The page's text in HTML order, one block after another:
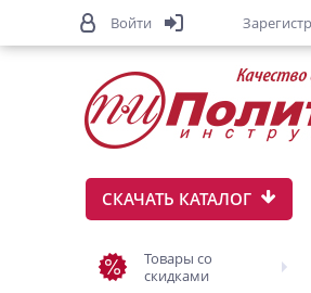
СКАЧАТЬ КАТАЛОГ
Товары со
скидками
Войти